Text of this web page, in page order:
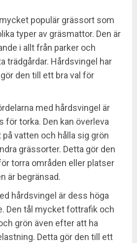
populär grässort som
typer av gräsmattor. Den är
i allt från parker och
trädgårdar. Hårdsvingel har
den till ett bra val för
med hårdsvingel är
för torka. Den kan överleva
vatten och hålla sig grön
grässorter. Detta gör den
torra områden eller platser
är begränsad.
hårdsvingel är dess höga
Den tål mycket fottrafik och
grön även efter att ha
Detta gör den till ett